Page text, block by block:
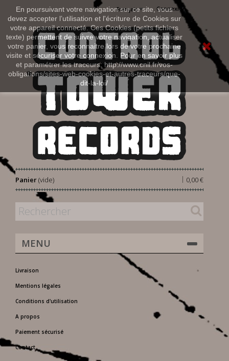
En poursuivant votre navigation sur ce site, vous
devez accepter l’utilisation et l'écriture de Cookies sur
votre appareil connecté. Ces Cookies (petits fichiers
texte) permettent de suivre votre navigation, actualiser
votre panier, vous reconnaitre lors de votre prochaine
visite et sécuriser votre connexion. Pour en savoir plus
et paramétrer les traceurs: http://www.cnil.fr/vos-
obligations/sites-web-cookies-et-autres-traceurs/que-
dit-la-loi/
Connexion
Français
Panier 0,00 €
|
(vide)
MENU
Livraison
Mentions légales
Conditions d'utilisation
A propos
Paiement sécurisé
Contact